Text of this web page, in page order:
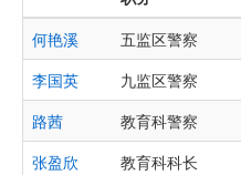
何艳溪
五监区警察
李国英
九监区警察
路茜
教育科警察
张盈欣
教育科科长